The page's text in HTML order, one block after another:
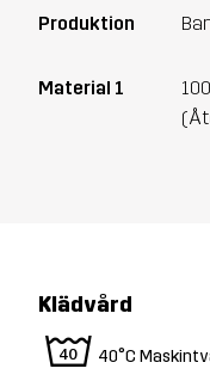
Produktion
Material 1
Klädvård
8 40°C